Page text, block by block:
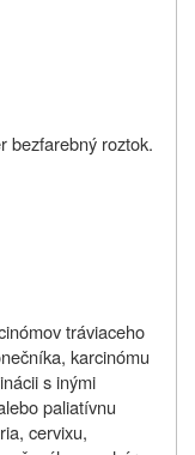
bezfarebný roztok.
tráviaceho
karcinómu
s inými
paliatívnu
cervixu,